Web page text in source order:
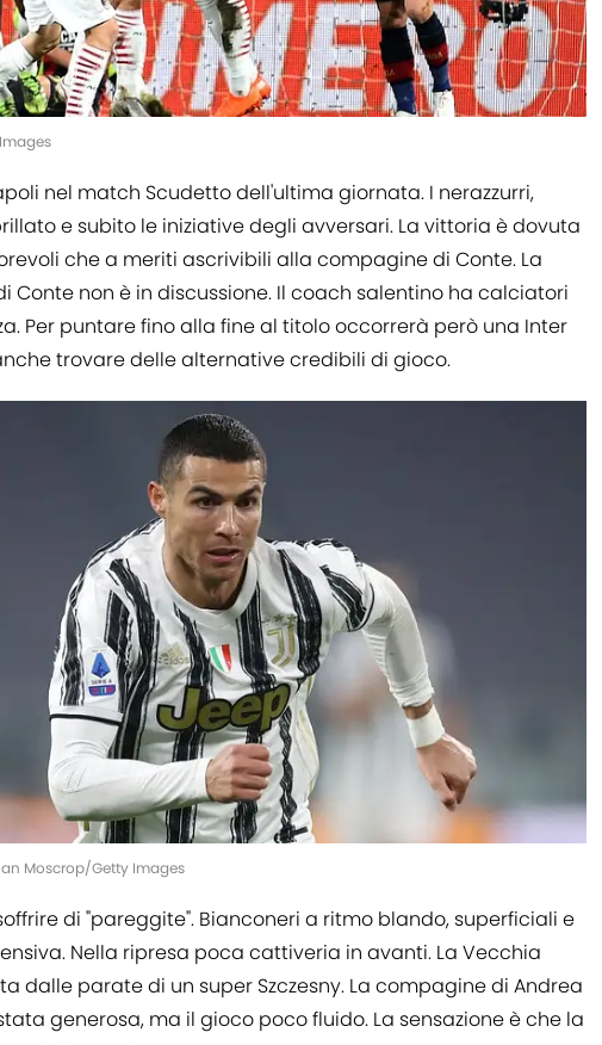
nel match Scudetto dell'ultima giornata. I nerazzurri,
e subito le iniziative degli avversari. La vittoria è dovuta
che a meriti ascrivibili alla compagine di Conte. La
Conte non è in discussione. Il coach salentino ha calciatori
Per puntare fino alla fine al titolo occorrerà però una Inter
trovare delle alternative credibili di gioco.
Moscrop/Getty Images
di "pareggite". Bianconeri a ritmo blando, superficiali e
Nella ripresa poca cattiveria in avanti. La Vecchia
dalle parate di un super Szczesny. La compagine di Andrea
generosa, ma il gioco poco fluido. La sensazione è che la